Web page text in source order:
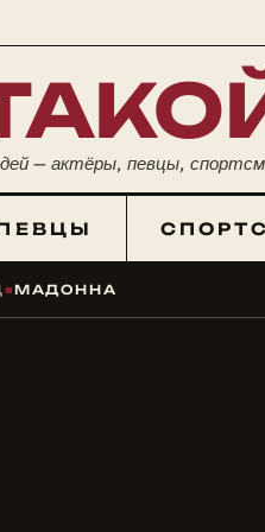
— актёры, певцы,
■МАДОННА